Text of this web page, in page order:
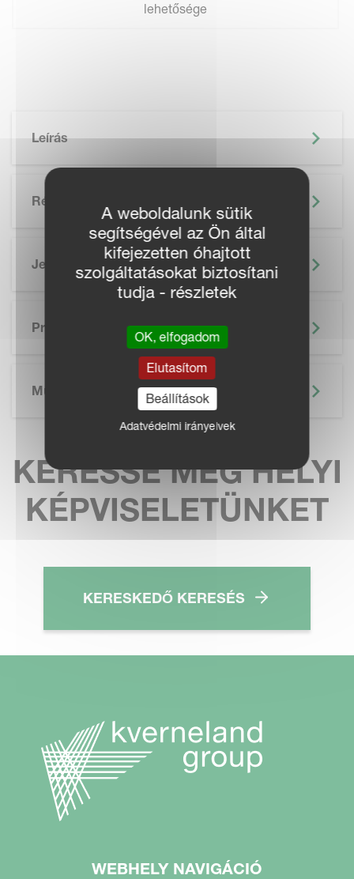
lehetősége
Leírás
Részletek
Jellemzők
Prospektus
Műszaki Adatok
KERESSE MEG HELYI
KÉPVISELETÜNKET
KERESKEDŐ KERESÉS
WEBHELY NAVIGÁCIÓ
A weboldalunk sütik
segítségével az Ön által
kifejezetten óhajtott
szolgáltatásokat biztosítani
tudja - részletek
OK, elfogadom
Elutasítom
Beállítások
Adatvédelmi irányelvek